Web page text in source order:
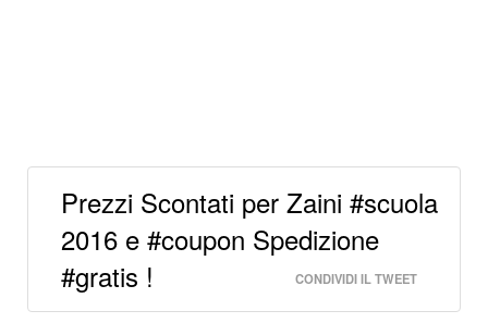
Prezzi Scontati per Zaini #scuola
2016 e #coupon Spedizione
#gratis !
CONDIVIDI IL TWEET